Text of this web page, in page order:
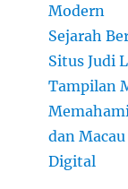
Modern
Sejarah
Situs Judi
Tampilan
dan
Digital